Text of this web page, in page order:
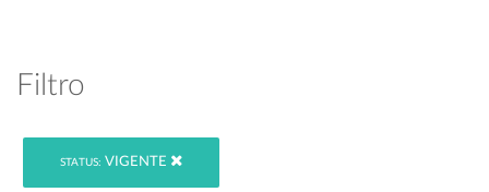
Filtro
STATUS: VIGENTE